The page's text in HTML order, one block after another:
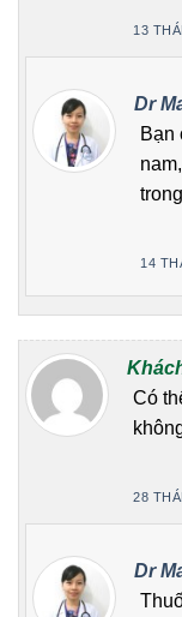
13
Dr
Bạn
14
Có
28
Dr